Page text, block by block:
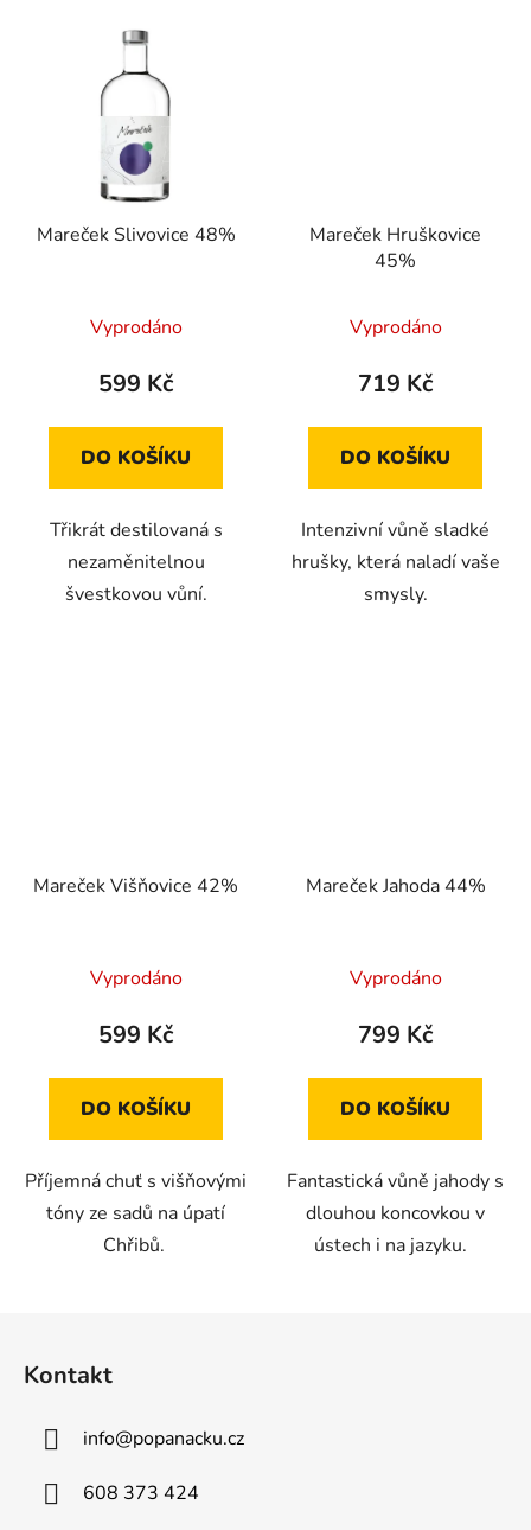
Mareček Slivovice 48%
Vyprodáno
599 Kč
DO KOŠÍKU
Třikrát destilovaná s
nezaměnitelnou
švestkovou vůní.
Mareček Hruškovice
45%
hodnocení
produktu
4,0
z
hvězdiček.
Vyprodáno
719 Kč
DO KOŠÍKU
Intenzivní vůně sladké
hrušky, která naladí vaše
smysly.
Mareček Višňovice 42%
Vyprodáno
599 Kč
DO KOŠÍKU
Příjemná chuť s višňovými
tóny ze sadů na úpatí
Chřibů.
Mareček Jahoda 44%
Vyprodáno
799 Kč
DO KOŠÍKU
Fantastická vůně jahody s
dlouhou koncovkou v
ústech i na jazyku.
Kontakt
info@popanacku.cz
608 373 424